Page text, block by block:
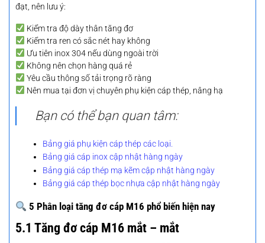
đạt, nên lưu ý:
Kiểm tra độ dày thân tăng đơ
Kiểm tra ren có sắc nét hay không
Ưu tiên inox 304 nếu dùng ngoài trời
Không nên chọn hàng quá rẻ
Yêu cầu thông số tải trọng rõ ràng
Nên mua tại đơn vị chuyên phụ kiện cáp thép, nâng hạ
Bạn có thể bạn quan tâm:
Bảng giá phụ kiện cáp thép các loại.
Bảng giá cáp inox cập nhật hàng ngày
Bảng giá cáp thép mạ kẽm cập nhật hàng ngày
Bảng giá cáp thép bọc nhựa cập nhật hàng ngày
5 Phân loại tăng đơ cáp M16 phổ biến hiện nay
5.1 Tăng đơ cáp M16 mắt – mắt